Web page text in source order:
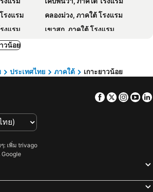
พิพิธภัณฑ์หอย ภูเก็ต
รงแรม
คลองม่วง, ภาคใต้ โรงแรม
งแรม
เขาสก, ภาคใต้ โรงแรม
งแรม
รงแรม
หาดในทอน, ภาคใต้ โรงแรม
งแรม
หาดนพรัตน์ธารา, ภาคใต้ โรงแรม
แรม
รม
ม
แรม
รม
วน้อย
ประเทศไทย ภาคใต้ เกาะยาวน้อย
Facebook
Twitter
: เพิ่ม trivago